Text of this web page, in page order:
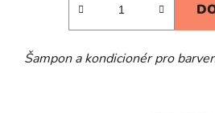
Šampon a kondicionér pro